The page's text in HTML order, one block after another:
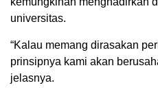
universitas.
“Kalau memang dirasakan
prinsipnya kami akan
jelasnya.